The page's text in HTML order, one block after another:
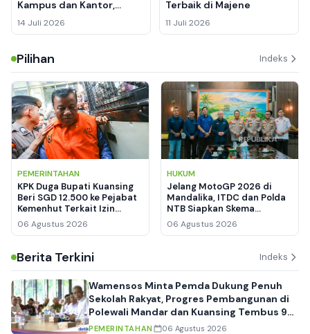
Kampus dan Kantor,
Lengkap dengan Kisaran
14 Juli 2026
Terbaik di Majene
11 Juli 2026
Pilihan Indeks
PEMERINTAHAN
KPK Duga Bupati Kuansing
Beri SGD 12.500 ke Pejabat
Kemenhut Terkait Izin
Kawasan Hutan
06 Agustus 2026
HUKUM
Jelang MotoGP 2026 di
Mandalika, ITDC dan Polda
NTB Siapkan Skema
Keamanan hingga
Manajemen Lalu Lintas
06 Agustus 2026
Berita Terkini Indeks
Wamensos Minta Pemda Dukung Penuh
Sekolah Rakyat, Progres Pembangunan di
Polewali Mandar dan Kuansing Tembus 90
Persen
PEMERINTAHAN 06 Agustus 2026